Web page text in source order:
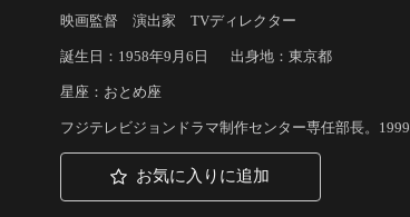
映画監督 演出家 TVディレクター
誕生日：1958年9月6日 出身地：東京都
星座：おとめ座
フジテレビジョンドラマ制作センター専任部長。
お気に入りに追加